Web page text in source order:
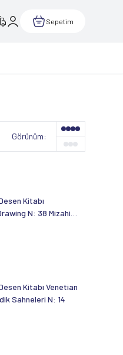
Sepetim
Görünüm:
Kitabı
N: 38 Mizahi
38
Kitabı Venetian
Sahneleri N: 14